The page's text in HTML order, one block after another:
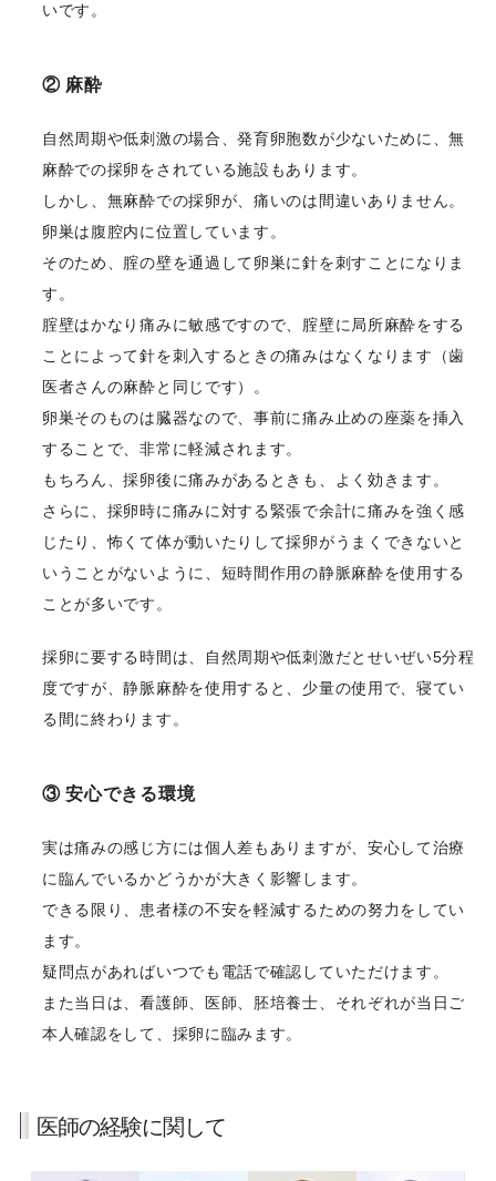
いです。
② 麻酔
自然周期や低刺激の場合、発育卵胞数が少ないために、無
麻酔での採卵をされている施設もあります。
しかし、無麻酔での採卵が、痛いのは間違いありません。
卵巣は腹腔内に位置しています。
そのため、腟の壁を通過して卵巣に針を刺すことになりま
す。
腟壁はかなり痛みに敏感ですので、腟壁に局所麻酔をする
ことによって針を刺入するときの痛みはなくなります（歯
医者さんの麻酔と同じです）。
卵巣そのものは臓器なので、事前に痛み止めの座薬を挿入
することで、非常に軽減されます。
もちろん、採卵後に痛みがあるときも、よく効きます。
さらに、採卵時に痛みに対する緊張で余計に痛みを強く感
じたり、怖くて体が動いたりして採卵がうまくできないと
いうことがないように、短時間作用の静脈麻酔を使用する
ことが多いです。
採卵に要する時間は、自然周期や低刺激だとせいぜい5分程
度ですが、静脈麻酔を使用すると、少量の使用で、寝てい
る間に終わります。
③ 安心できる環境
実は痛みの感じ方には個人差もありますが、安心して治療
に臨んでいるかどうかが大きく影響します。
できる限り、患者様の不安を軽減するための努力をしてい
ます。
疑問点があればいつでも電話で確認していただけます。
また当日は、看護師、医師、胚培養士、それぞれが当日ご
本人確認をして、採卵に臨みます。
医師の経験に関して